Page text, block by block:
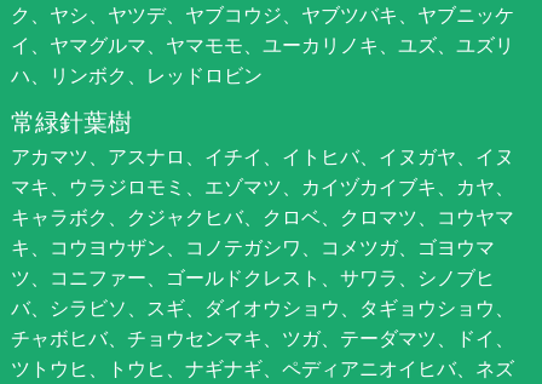
ク、ヤシ、ヤツデ、ヤブコウジ、ヤブツバキ、ヤブニッケ
イ、ヤマグルマ、ヤマモモ、ユーカリノキ、ユズ、ユズリ
ハ、リンボク、レッドロビン
常緑針葉樹
アカマツ、アスナロ、イチイ、イトヒバ、イヌガヤ、イヌ
マキ、ウラジロモミ、エゾマツ、カイヅカイブキ、カヤ、
キャラボク、クジャクヒバ、クロベ、クロマツ、コウヤマ
キ、コウヨウザン、コノテガシワ、コメツガ、ゴヨウマ
ツ、コニファー、ゴールドクレスト、サワラ、シノブヒ
バ、シラビソ、スギ、ダイオウショウ、タギョウショウ、
チャボヒバ、チョウセンマキ、ツガ、テーダマツ、ドイ、
ツトウヒ、トウヒ、ナギナギ、ペディアニオイヒバ、ネズ